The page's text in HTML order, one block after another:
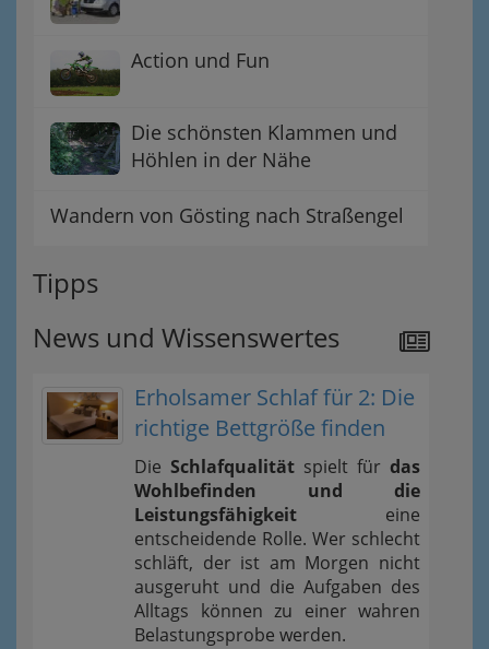
Action und Fun
Die schönsten Klammen und
Höhlen in der Nähe
Wandern von Gösting nach Straßengel
Tipps
News und Wissenswertes
Erholsamer Schlaf für 2: Die
richtige Bettgröße finden
Die Schlafqualität spielt für das
Wohlbefinden und die
Leistungsfähigkeit eine
entscheidende Rolle. Wer schlecht
schläft, der ist am Morgen nicht
ausgeruht und die Aufgaben des
Alltags können zu einer wahren
Belastungsprobe werden.